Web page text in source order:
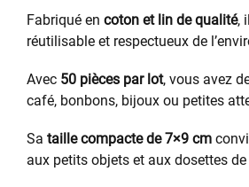
Fabriqué en coton et lin de qualité,
réutilisable et respectueux de
Avec 50 pièces par lot, vous avez
café, bonbons, bijoux ou petites
Sa taille compacte de 7×9 cm
aux petits objets et aux dosettes